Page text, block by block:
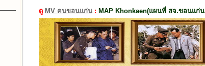
ดู MV คนขอนแก่น : MAP Khonkaen(แผนที่ สจ.ขอนแก่น